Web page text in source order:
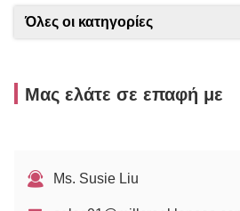
Όλες οι κατηγορίες
Μας ελάτε σε επαφή με
Ms. Susie Liu